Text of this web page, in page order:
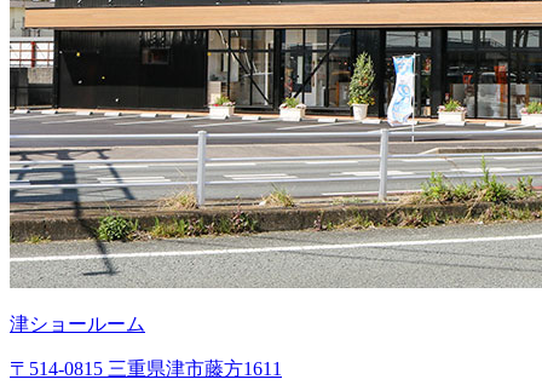
津ショールーム
〒514-0815 三重県津市藤方1611